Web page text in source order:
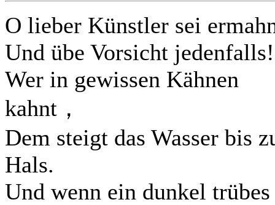
O lieber Künstler sei
Und übe Vorsicht jedenfalls!
Wer in gewissen Kähnen
kahnt，
Dem steigt das Wasser bis
Hals.
Und wenn ein dunkel trübes